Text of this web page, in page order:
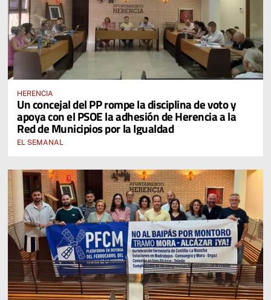
HERENCIA
Un concejal del PP rompe la disciplina de voto y
apoya con el PSOE la adhesión de Herencia a la
Red de Municipios por la Igualdad
EL SEMANAL